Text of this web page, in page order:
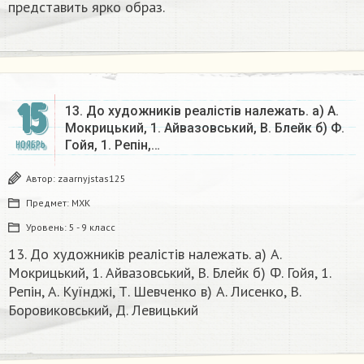
представить ярко образ. ​
15
НОЯБРЬ
13. До художників реалістів належать. а) А.
Мокрицький, 1. Айвазовський, В. Блейк б) Ф.
Гойя, 1. Репін,…
Автор: zaarnyjstas125
Предмет: МХК
Уровень: 5 - 9 класс
13. До художників реалістів належать. а) А.
Мокрицький, 1. Айвазовський, В. Блейк б) Ф. Гойя, 1.
Репін, А. Куїнджі, Т. Шевченко в) А. Лисенко, В.
Боровиковський, Д. Левицький​